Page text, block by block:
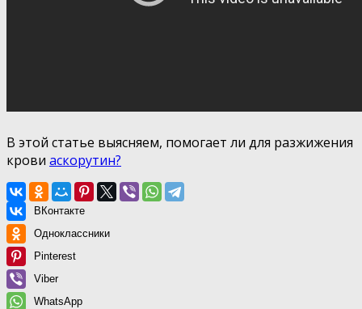
В этой статье выясняем, помогает ли для разжижения
крови аскорутин?
ВКонтакте
Одноклассники
Pinterest
Viber
WhatsApp